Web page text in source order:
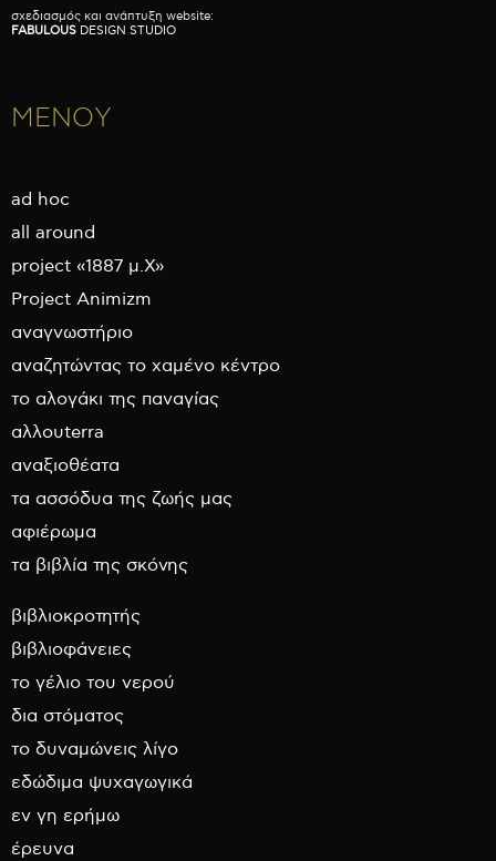
σχεδιασμός και ανάπτυξη website:
FABULOUS DESIGN STUDIO
ΜΕΝΟΥ
ad hoc
all around
project «1887 μ.Χ»
Project Animizm
αναγνωστήριο
αναζητώντας το χαμένο κέντρο
το αλογάκι της παναγίας
αλλουterra
αναξιοθέατα
τα ασσόδυα της ζωής μας
αφιέρωμα
τα βιβλία της σκόνης
βιβλιοκροτητής
βιβλιοφάνειες
το γέλιο του νερού
δια στόματος
το δυναμώνεις λίγο
εδώδιμα ψυχαγωγικά
εν γη ερήμω
έρευνα